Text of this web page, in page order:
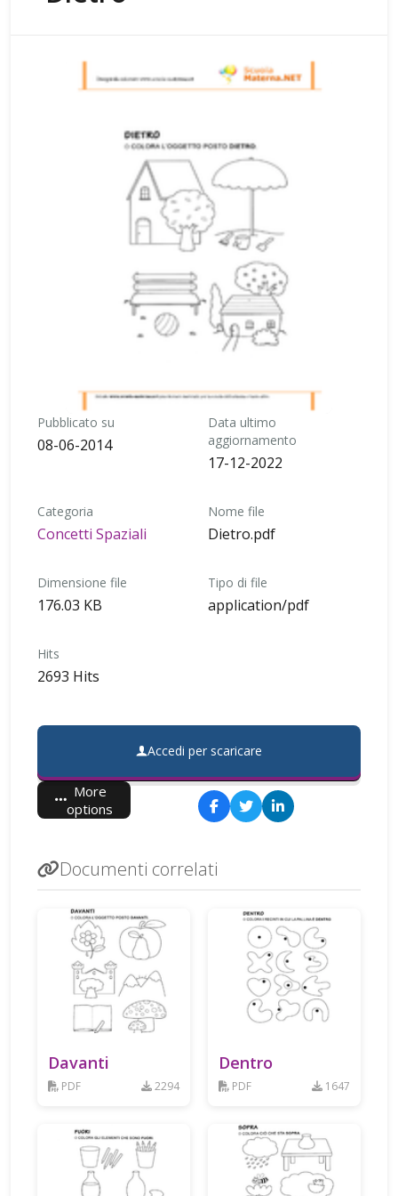
Pubblicato su
08-06-2014
Data ultimo
aggiornamento
17-12-2022
Categoria
Concetti Spaziali
Nome file
Dietro.pdf
Dimensione file
176.03 KB
Tipo di file
application/pdf
Hits
2693 Hits
Accedi per scaricare
More
options
Documenti correlati
Davanti
PDF 2294
Dentro
PDF 1647